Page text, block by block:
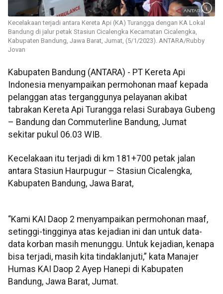
Kecelakaan terjadi antara Kereta Api (KA) Turangga dengan KA Lokal
Bandung di jalur petak Stasiun Cicalengka Kecamatan Cicalengka,
Kabupaten Bandung, Jawa Barat, Jumat, (5/1/2023). ANTARA/Rubby
Jovan
Kabupaten Bandung (ANTARA) - PT Kereta Api
Indonesia menyampaikan permohonan maaf kepada
pelanggan atas terganggunya pelayanan akibat
tabrakan Kereta Api Turangga relasi Surabaya Gubeng
– Bandung dan Commuterline Bandung, Jumat
sekitar pukul 06.03 WIB.
Kecelakaan itu terjadi di km 181+700 petak jalan
antara Stasiun Haurpugur – Stasiun Cicalengka,
Kabupaten Bandung, Jawa Barat,
“Kami KAI Daop 2 menyampaikan permohonan maaf,
setinggi-tingginya atas kejadian ini dan untuk data-
data korban masih menunggu. Untuk kejadian, kenapa
bisa terjadi, masih kita tindaklanjuti,” kata Manajer
Humas KAI Daop 2 Ayep Hanepi di Kabupaten
Bandung, Jawa Barat, Jumat.